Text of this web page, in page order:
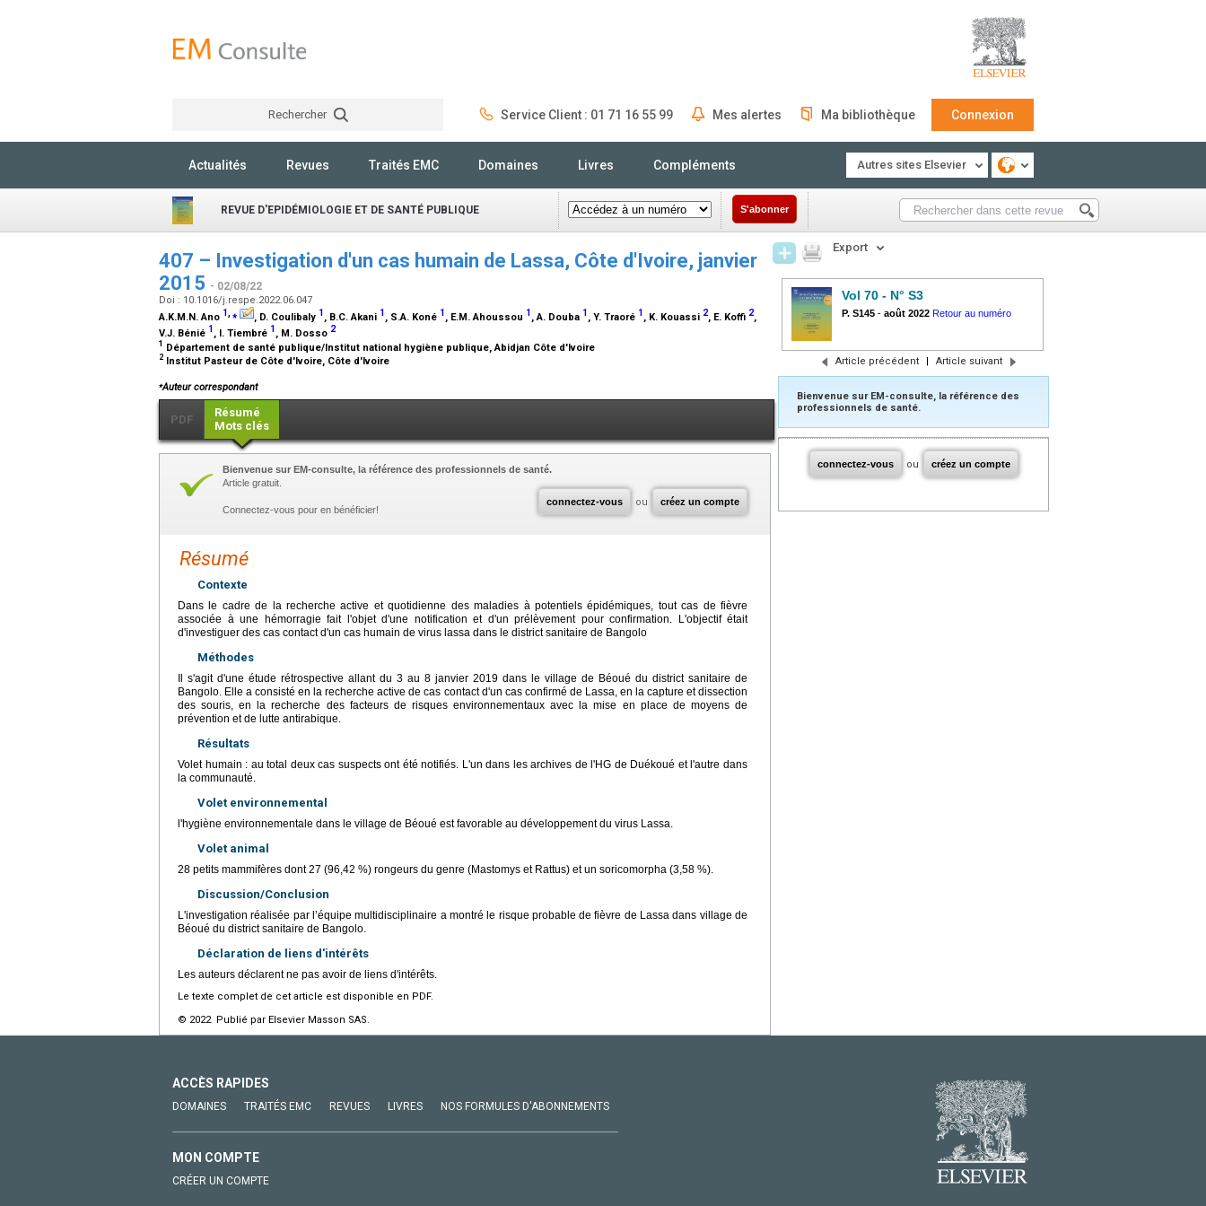
Rechercher Service Client : 01 71 16 55 99 Mes alertes Ma bibliothèque Connexion
Actualités Revues Traités EMC Domaines Livres Compléments Autres sites Elsevier
REVUE D'EPIDÉMIOLOGIE ET DE SANTÉ PUBLIQUE S'abonner
407 – Investigation d'un cas humain de Lassa, Côte d'Ivoire, janvier
2015 - 02/08/22
Doi : 10.1016/j.respe.2022.06.047
A.K.M.N. Ano 1,⁎ , D. Coulibaly 1 , B.C. Akani 1 , S.A. Koné 1 , E.M. Ahoussou 1 , A. Douba 1 , Y. Traoré 1 , K. Kouassi 2, E. Koffi 2,
V.J. Bénié 1 , I. Tiembré 1 , M. Dosso 2
1 Département de santé publique/Institut national hygiène publique, Abidjan Côte d'Ivoire
2 Institut Pasteur de Côte d'Ivoire, Côte d'Ivoire
⁎Auteur correspondant
PDF
Résumé
Mots clés
connectez-vous ou créez un compte
Bienvenue sur EM-consulte, la référence des professionnels de santé.
Article gratuit.
Connectez-vous pour en bénéficier!
Résumé
Contexte
Dans le cadre de la recherche active et quotidienne des maladies à potentiels épidémiques, tout cas de fièvre
associée à une hémorragie fait l'objet d'une notification et d'un prélèvement pour confirmation. L'objectif était
d'investiguer des cas contact d'un cas humain de virus lassa dans le district sanitaire de Bangolo
Méthodes
Il s'agit d'une étude rétrospective allant du 3 au 8 janvier 2019 dans le village de Béoué du district sanitaire de
Bangolo. Elle a consisté en la recherche active de cas contact d'un cas confirmé de Lassa, en la capture et dissection
des souris, en la recherche des facteurs de risques environnementaux avec la mise en place de moyens de
prévention et de lutte antirabique.
Résultats
Volet humain : au total deux cas suspects ont été notifiés. L'un dans les archives de l'HG de Duékoué et l'autre dans
la communauté.
Volet environnemental
l'hygiène environnementale dans le village de Béoué est favorable au développement du virus Lassa.
Volet animal
28 petits mammifères dont 27 (96,42 %) rongeurs du genre (Mastomys et Rattus) et un soricomorpha (3,58 %).
Discussion/Conclusion
L'investigation réalisée par l’équipe multidisciplinaire a montré le risque probable de fièvre de Lassa dans village de
Béoué du district sanitaire de Bangolo.
Déclaration de liens d'intérêts
Les auteurs déclarent ne pas avoir de liens d'intérêts.
Le texte complet de cet article est disponible en PDF.
© 2022 Publié par Elsevier Masson SAS.
Export
Vol 70 - N° S3
P. S145 - août 2022 Retour au numéro
Article précédent | Article suivant
Bienvenue sur EM-consulte, la référence des
professionnels de santé.
connectez-vous ou créez un compte
ACCÈS RAPIDES
DOMAINES TRAITÉS EMC REVUES LIVRES NOS FORMULES D'ABONNEMENTS
MON COMPTE
CRÉER UN COMPTE